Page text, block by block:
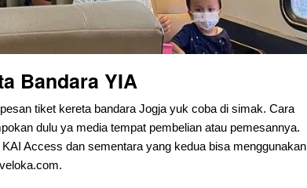
Bandara YIA
tiket kereta bandara Jogja yuk coba di simak. Cara
dulu ya media tempat pembelian atau pemesannya.
Access dan sementara yang kedua bisa menggunakan